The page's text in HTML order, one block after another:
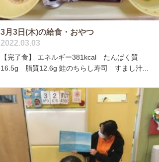
3月3日(木)の給食・おやつ
2022.03.03
【完了食】 エネルギー381kcal たんぱく質
16.5g 脂質12.6g 鮭のちらし寿司 すまし汁...